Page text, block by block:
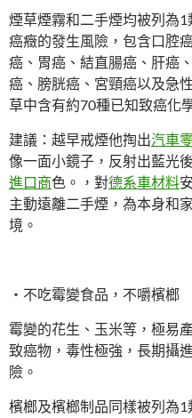
煙草煙霧和二手煙均被列為
癌癥的發生風險，包含口腔
癌、胃癌、結直腸癌、肝癌
癌、膀胱癌、宮頸癌以及急
草中含有約70種已知致癌化
建議：越早戒煙他掏出汽車
像一面小鏡子，反射出藍光
進口商色。，對德系車材料
主動遠離二手煙，為本身和
境。
・不吃霉變食品，不嚼檳榔
霉變的花生、玉米等，極易
致癌物，毒性極強，長期攝
險。
檳榔及檳榔制品同樣被列為